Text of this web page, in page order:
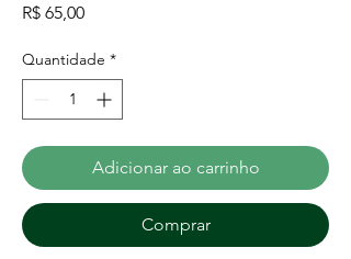
R$ 65,00Preço
Quantidade *
Adicionar ao carrinho
Comprar